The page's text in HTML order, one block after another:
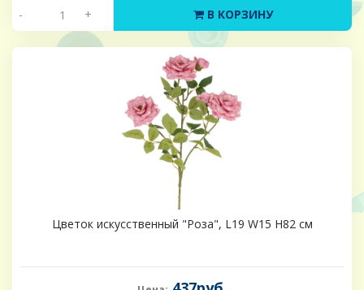
- + В КОРЗИНУ
Цветок искусственный "Роза", L19 W15 H82 см